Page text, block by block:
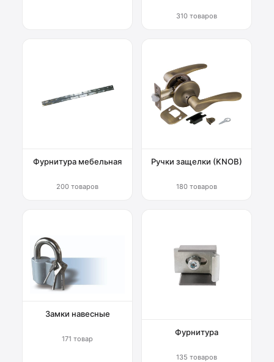
310 товаров
Фурнитура мебельная
200 товаров
Ручки защелки (KNOB)
180 товаров
Замки навесные
171 товар
Фурнитура
135 товаров